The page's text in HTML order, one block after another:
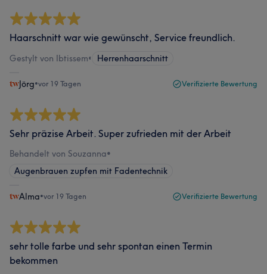
Haarschnitt war wie gewünscht, Service freundlich.
Gestylt von Ibtissem• Herrenhaarschnitt
Jörg•vor 19 Tagen Verifizierte Bewertung
Sehr präzise Arbeit. Super zufrieden mit der Arbeit
Behandelt von Souzanna•
Augenbrauen zupfen mit Fadentechnik
Alma•vor 19 Tagen Verifizierte Bewertung
sehr tolle farbe und sehr spontan einen Termin
bekommen